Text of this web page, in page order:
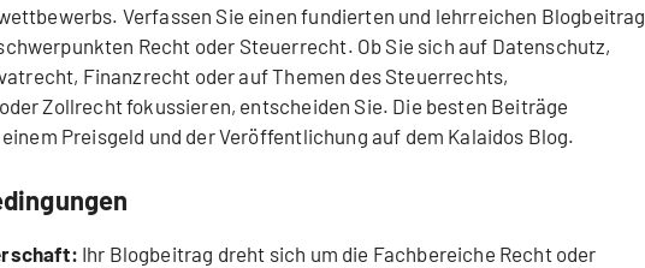
Verfassen Sie einen fundierten und lehrreichen Blogbeitrag
Recht oder Steuerrecht. Ob Sie sich auf Datenschutz,
Finanzrecht oder auf Themen des Steuerrechts,
Zollrecht fokussieren, entscheiden Sie. Die besten Beiträge
Preisgeld und der Veröffentlichung auf dem Kalaidos Blog.
Ihr Blogbeitrag dreht sich um die Fachbereiche Recht oder